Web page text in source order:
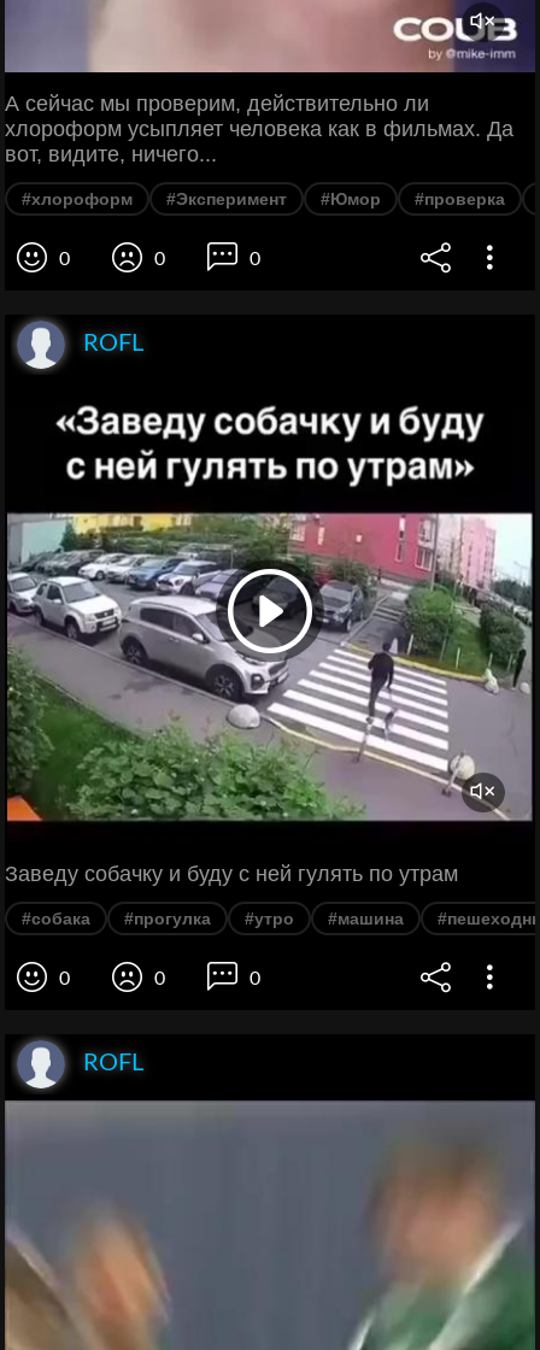
А сейчас мы проверим, действительно ли
хлороформ усыпляет человека как в фильмах. Да
вот, видите, ничего...
#хлороформ #Эксперимент #Юмор #проверка
0 0 0
ROFL
Заведу собачку и буду с ней гулять по утрам
#собака #прогулка #утро #машина
0 0 0
ROFL